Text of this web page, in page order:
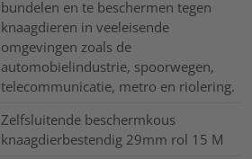
bundelen en te beschermen tegen
knaagdieren in veeleisende
omgevingen zoals de
automobielindustrie, spoorwegen,
telecommunicatie, metro en riolering.
Zelfsluitende beschermkous
knaagdierbestendig 29mm rol 15 M